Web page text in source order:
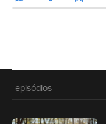
episódios